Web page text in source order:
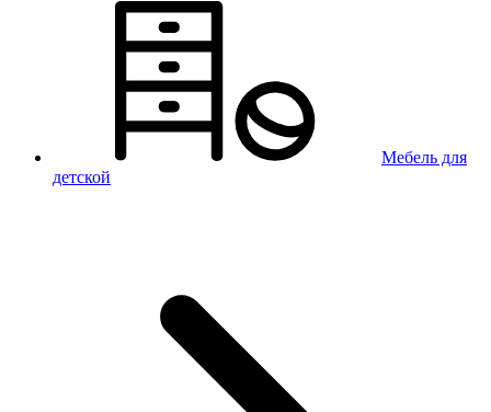
Мебель для
детской